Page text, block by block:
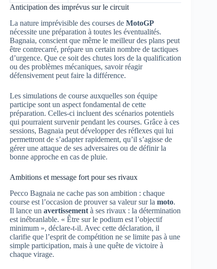
Anticipation des imprévus sur le circuit
La nature imprévisible des courses de MotoGP
nécessite une préparation à toutes les éventualités.
Bagnaia, conscient que même le meilleur des plans peut
être contrecarré, prépare un certain nombre de tactiques
d’urgence. Que ce soit des chutes lors de la qualification
ou des problèmes mécaniques, savoir réagir
défensivement peut faire la différence.
Les simulations de course auxquelles son équipe
participe sont un aspect fondamental de cette
préparation. Celles-ci incluent des scénarios potentiels
qui pourraient survenir pendant les courses. Grâce à ces
sessions, Bagnaia peut développer des réflexes qui lui
permettront de s’adapter rapidement, qu’il s’agisse de
gérer une attaque de ses adversaires ou de définir la
bonne approche en cas de pluie.
Ambitions et message fort pour ses rivaux
Pecco Bagnaia ne cache pas son ambition : chaque
course est l’occasion de prouver sa valeur sur la moto.
Il lance un avertissement à ses rivaux : la détermination
est inébranlable. « Être sur le podium est l’objectif
minimum », déclare-t-il. Avec cette déclaration, il
clarifie que l’esprit de compétition ne se limite pas à une
simple participation, mais à une quête de victoire à
chaque virage.